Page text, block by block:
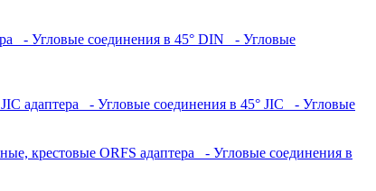
- Угловые соединения в 45° DIN
- Угловые
адаптера - Угловые соединения в 45° JIC
- Угловые
крестовые ORFS адаптера
- Угловые соединения в